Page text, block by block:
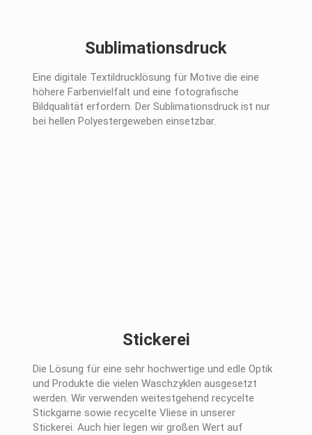
Sublimationsdruck
Eine digitale Textildrucklösung für Motive die eine
höhere Farbenvielfalt und eine fotografische
Bildqualität erfordern. Der Sublimationsdruck ist nur
bei hellen Polyestergeweben einsetzbar.
Stickerei
Die Lösung für eine sehr hochwertige und edle Optik
und Produkte die vielen Waschzyklen ausgesetzt
werden. Wir verwenden weitestgehend recycelte
Stickgarne sowie recycelte Vliese in unserer
Stickerei. Auch hier legen wir großen Wert auf